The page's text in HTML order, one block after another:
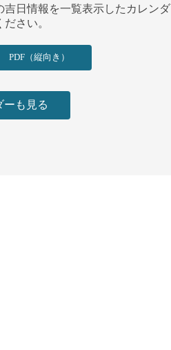
22日(金)
明日, 母倉日, 巳の日の、4つの吉日が重な
す。
23日(土)
明日, 母倉日の、3つの吉日が重なってい
日情報を一覧表示したカレンダ
さい。
PDF（縦向き）
ーも見る